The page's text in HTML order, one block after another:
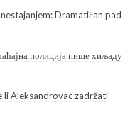
Dramatičan pad
полиција пише хиљаду
li Aleksandrovac zadržati